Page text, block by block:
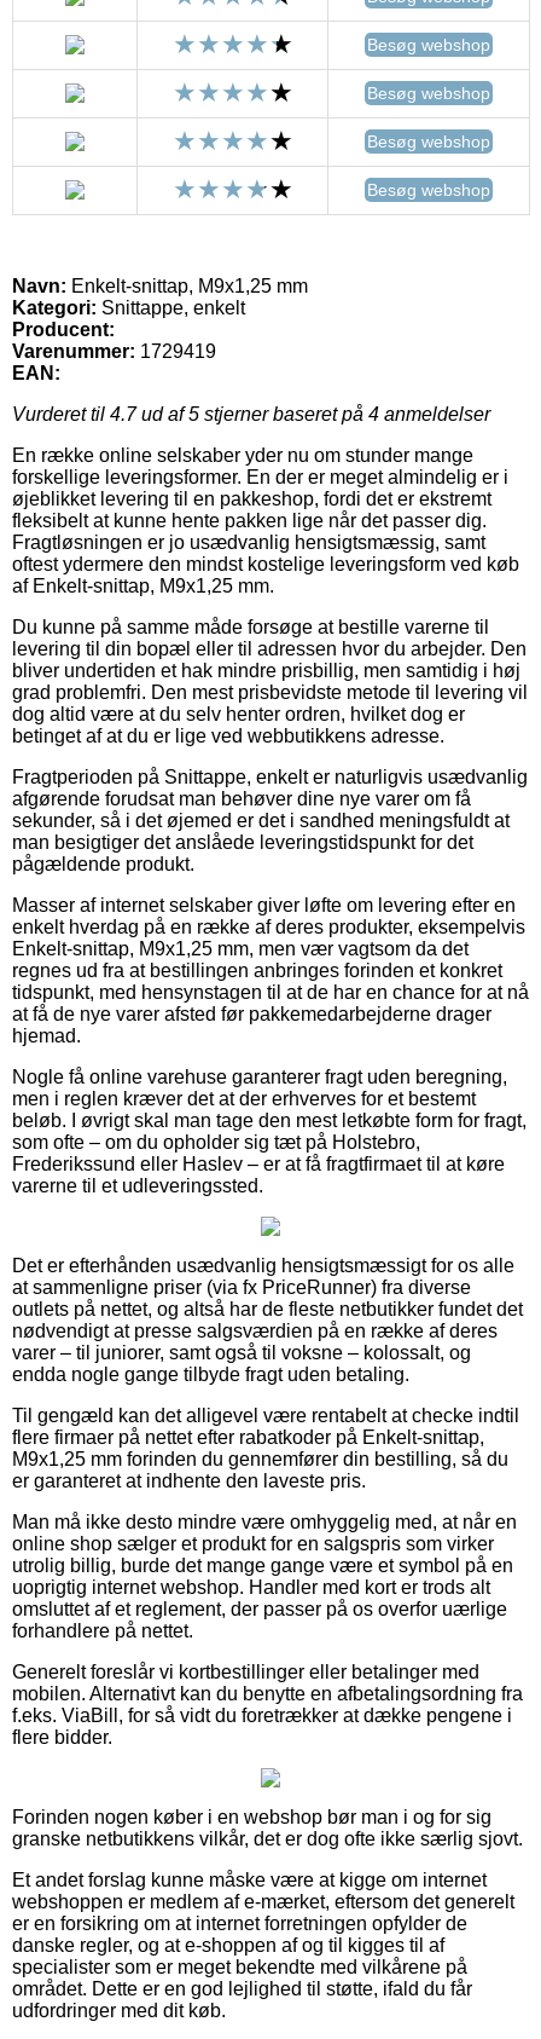
Besøg webshop
Besøg webshop
Besøg webshop
Besøg webshop
Navn: Enkelt-snittap, M9x1,25 mm
Kategori: Snittappe, enkelt
Producent:
Varenummer: 1729419
EAN:
Vurderet til 4.7ud af 5 stjerner baseret på 4 anmeldelser
En række online selskaber yder nu om stunder mange
forskellige leveringsformer. En der er meget almindelig er i
øjeblikket levering til en pakkeshop, fordi det er ekstremt
fleksibelt at kunne hente pakken lige når det passer dig.
Fragtløsningen er jo usædvanlig hensigtsmæssig, samt
oftest ydermere den mindst kostelige leveringsform ved køb
af Enkelt-snittap, M9x1,25 mm.
Du kunne på samme måde forsøge at bestille varerne til
levering til din bopæl eller til adressen hvor du arbejder. Den
bliver undertiden et hak mindre prisbillig, men samtidig i høj
grad problemfri. Den mest prisbevidste metode til levering vil
dog altid være at du selv henter ordren, hvilket dog er
betinget af at du er lige ved webbutikkens adresse.
Fragtperioden på Snittappe, enkelt er naturligvis usædvanlig
afgørende forudsat man behøver dine nye varer om få
sekunder, så i det øjemed er det i sandhed meningsfuldt at
man besigtiger det anslåede leveringstidspunkt for det
pågældende produkt.
Masser af internet selskaber giver løfte om levering efter en
enkelt hverdag på en række af deres produkter, eksempelvis
Enkelt-snittap, M9x1,25 mm, men vær vagtsom da det
regnes ud fra at bestillingen anbringes forinden et konkret
tidspunkt, med hensynstagen til at de har en chance for at nå
at få de nye varer afsted før pakkemedarbejderne drager
hjemad.
Nogle få online varehuse garanterer fragt uden beregning,
men i reglen kræver det at der erhverves for et bestemt
beløb. I øvrigt skal man tage den mest letkøbte form for fragt,
som ofte – om du opholder sig tæt på Holstebro,
Frederikssund eller Haslev – er at få fragtfirmaet til at køre
varerne til et udleveringssted.
Det er efterhånden usædvanlig hensigtsmæssigt for os alle
at sammenligne priser (via fx PriceRunner) fra diverse
outlets på nettet, og altså har de fleste netbutikker fundet det
nødvendigt at presse salgsværdien på en række af deres
varer – til juniorer, samt også til voksne – kolossalt, og
endda nogle gange tilbyde fragt uden betaling.
Til gengæld kan det alligevel være rentabelt at checke indtil
flere firmaer på nettet efter rabatkoder på Enkelt-snittap,
M9x1,25 mm forinden du gennemfører din bestilling, så du
er garanteret at indhente den laveste pris.
Man må ikke desto mindre være omhyggelig med, at når en
online shop sælger et produkt for en salgspris som virker
utrolig billig, burde det mange gange være et symbol på en
uoprigtig internet webshop. Handler med kort er trods alt
omsluttet af et reglement, der passer på os overfor uærlige
forhandlere på nettet.
Generelt foreslår vi kortbestillinger eller betalinger med
mobilen. Alternativt kan du benytte en afbetalingsordning fra
f.eks. ViaBill, for så vidt du foretrækker at dække pengene i
flere bidder.
Forinden nogen køber i en webshop bør man i og for sig
granske netbutikkens vilkår, det er dog ofte ikke særlig sjovt.
Et andet forslag kunne måske være at kigge om internet
webshoppen er medlem af e-mærket, eftersom det generelt
er en forsikring om at internet forretningen opfylder de
danske regler, og at e-shoppen af og til kigges til af
specialister som er meget bekendte med vilkårene på
området. Dette er en god lejlighed til støtte, ifald du får
udfordringer med dit køb.